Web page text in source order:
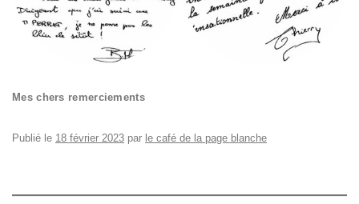
Mes chers remerciements
Publié le 18 février 2023 par le café de la page blanche